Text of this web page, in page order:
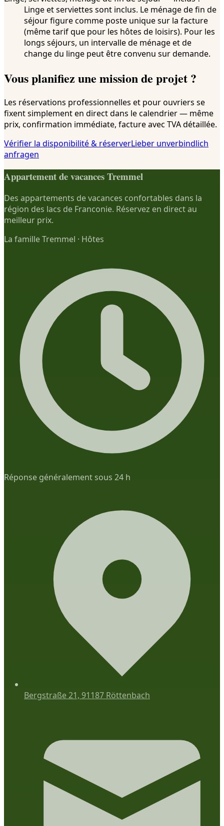
Linge et serviettes sont inclus. Le ménage de fin de
séjour figure comme poste unique sur la facture
(même tarif que pour les hôtes de loisirs). Pour les
longs séjours, un intervalle de ménage et de
change du linge peut être convenu sur demande.
Vous planifiez une mission de projet ?
Les réservations professionnelles et pour ouvriers se
fixent simplement en direct dans le calendrier — même
prix, confirmation immédiate, facture avec TVA détaillée.
Vérifier la disponibilité & réserverLieber unverbindlich
anfragen
Appartement de vacances Tremmel
Des appartements de vacances confortables dans la
région des lacs de Franconie. Réservez en direct au
meilleur prix.
La famille Tremmel · Hôtes
Réponse généralement sous 24 h
Bergstraße 21, 91187 Röttenbach